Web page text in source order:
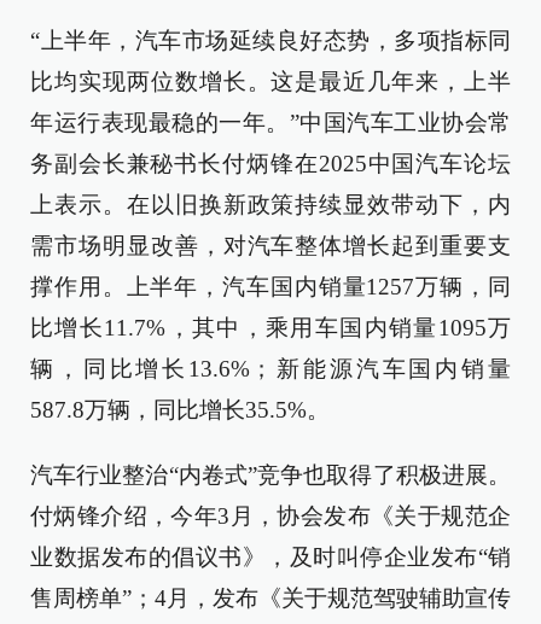
“上半年，汽车市场延续良好态势，多项指标同
比均实现两位数增长。这是最近几年来，上半
年运行表现最稳的一年。”中国汽车工业协会常
务副会长兼秘书长付炳锋在2025中国汽车论坛
上表示。在以旧换新政策持续显效带动下，内
需市场明显改善，对汽车整体增长起到重要支
撑作用。上半年，汽车国内销量1257万辆，同
比增长11.7%，其中，乘用车国内销量1095万
辆，同比增长13.6%；新能源汽车国内销量
587.8万辆，同比增长35.5%。
汽车行业整治“内卷式”竞争也取得了积极进展。
付炳锋介绍，今年3月，协会发布《关于规范企
业数据发布的倡议书》，及时叫停企业发布“销
售周榜单”；4月，发布《关于规范驾驶辅助宣传